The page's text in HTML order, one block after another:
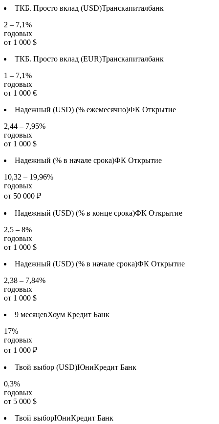
ТКБ. Просто вклад (USD)Транскапиталбанк
2 – 7,1%
годовых
от 1 000 $
ТКБ. Просто вклад (EUR)Транскапиталбанк
1 – 7,1%
годовых
от 1 000 €
Надежный (USD) (% ежемесячно)ФК Открытие
2,44 – 7,95%
годовых
от 1 000 $
Надежный (% в начале срока)ФК Открытие
10,32 – 19,96%
годовых
от 50 000 ₽
Надежный (USD) (% в конце срока)ФК Открытие
2,5 – 8%
годовых
от 1 000 $
Надежный (USD) (% в начале срока)ФК Открытие
2,38 – 7,84%
годовых
от 1 000 $
9 месяцевХоум Кредит Банк
17%
годовых
от 1 000 ₽
Твой выбор (USD)ЮниКредит Банк
0,3%
годовых
от 5 000 $
Твой выборЮниКредит Банк